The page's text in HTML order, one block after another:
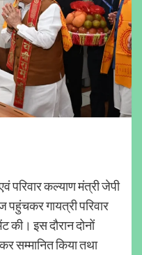
परिवार कल्याण मंत्री जेपी
पहुंचकर गायत्री परिवार
की। इस दौरान दोनों
सम्मानित किया तथा